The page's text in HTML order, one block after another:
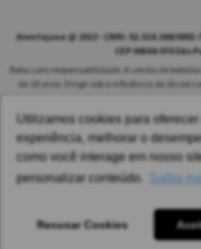
Utilizamos cookies para
experiência, melhorar o
como você interage em nosso
personalizar conteúdo.
Saiba
Recusar Cookies
Alentejana @ 2022 - CNPJ: 02.314.269/
CEP 04564-070 São
Beba com responsabilidade. A venda de
de 18 anos. Dirigir sob a influência de álcool
As safras dos vinhos poderão ser diferentes
disponibilidade do nosso estoque. Alteração
sujeitas a alteração sem
Pedido mínimo: R$ 1.650,00
Imagens meramente